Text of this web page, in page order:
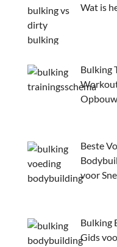
Wat is
Bulking
Beste
voor
Bulking
Gids